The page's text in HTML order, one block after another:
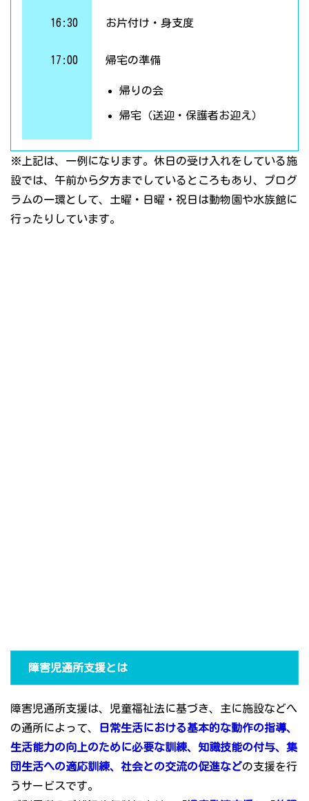
16:30 お片付け・身支度
17:00 帰宅の準備
帰りの会
帰宅（送迎・保護者お迎え）
※上記は、一例になります。休日の受け入れをしている施
設では、午前から夕方までしているところもあり、プログ
ラムの一環として、土曜・日曜・祝日は動物園や水族館に
行ったりしています。
障害児通所支援とは
障害児通所支援は、児童福祉法に基づき、主に施設などへ
の通所によって、
日常生活における基本的な動作の指導、
生活能力の向上のために必要な訓練、知識技能の付与、集
団生活への適応訓練、社会との交流の促進などの支援を行
うサービスです。